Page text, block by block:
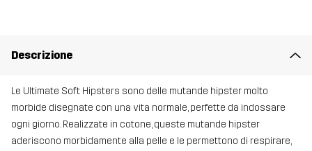
Descrizione
Le Ultimate Soft Hipsters sono delle mutande hipster molto
morbide disegnate con una vita normale, perfette da indossare
ogni giorno. Realizzate in cotone, queste mutande hipster
aderiscono morbidamente alla pelle e le permettono di respirare,